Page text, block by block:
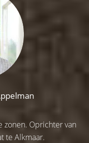
zonen. Oprichter van
te Alkmaar.